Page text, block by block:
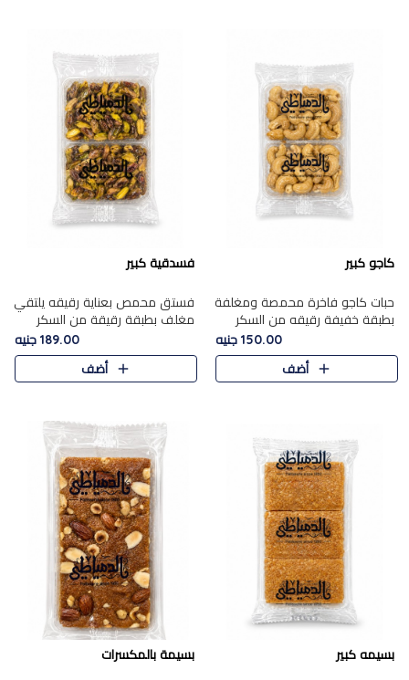
كاجو كبير
حبات كاجو فاخرة محمصة ومغلفة
بطبقة خفيفة رقيقه من السكر
المكرمل، تجمع بين توازن النعومة
زبدية غنية فاخرة والقرمشة
المرضية في حلوى شرقية بطاب..
150.00 جنيه
أضف
فسدقية كبير
فستق محمص بعناية رقيقه يلتقي
مغلف بطبقة رقيقة من السكر
المكرمل، ليقدم مذاقًا فاخرًا حلوي
شرقية فاخرة ونكهة غنية ناتي تميز
كل قطعة و قوام هش
189.00 جنيه
أضف
بسيمه كبير بسيمة بالمكسرات